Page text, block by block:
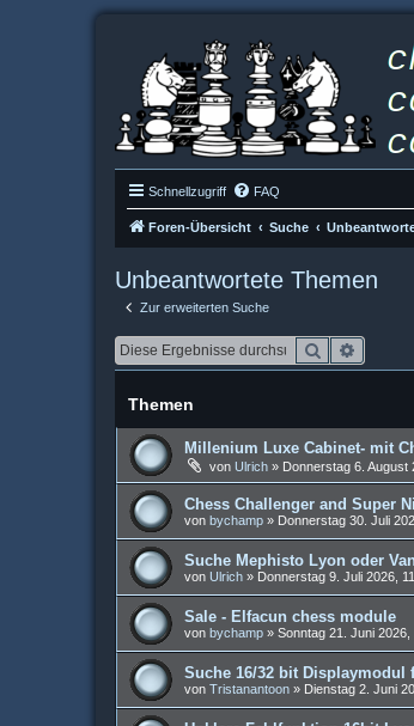
Schnellzugriff FAQ
Foren-Übersicht Suche
Unbeantwortete Themen
Zur erweiterten Suche
Suche
Themen
Millenium Luxe Cabinet- mit
von Ulrich » Donnerstag 6. August
Chess Challenger and Super
von bychamp » Donnerstag 30. Juli
Suche Mephisto Lyon oder
von Ulrich » Donnerstag 9. Juli 2026,
Sale - Elfacun chess module
von bychamp » Sonntag 21. Juni 2026,
Suche 16/32 bit Displaymodul
von Tristanantoon » Dienstag 2. Juni